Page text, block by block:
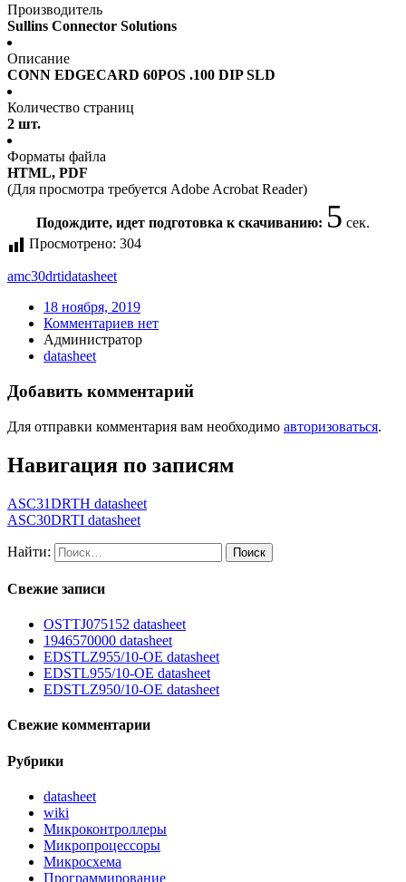
Производитель
Sullins Connector Solutions
Описание
CONN EDGECARD 60POS .100 DIP SLD
Количество страниц
2 шт.
Форматы файла
HTML, PDF
(Для просмотра требуется Adobe Acrobat Reader)
Подождите, идет подготовка к скачиванию: 5 сек.
Просмотрено: 304
amc30drtidatasheet
18 ноября, 2019
Комментариев нет
Администратор
datasheet
Добавить комментарий
Для отправки комментария вам необходимо авторизоваться.
Навигация по записям
ASC31DRTH datasheet
ASC30DRTI datasheet
Найти:
Свежие записи
OSTTJ075152 datasheet
1946570000 datasheet
EDSTLZ955/10-OE datasheet
EDSTL955/10-OE datasheet
EDSTLZ950/10-OE datasheet
Свежие комментарии
Рубрики
datasheet
wiki
Микроконтроллеры
Микропроцессоры
Микросхема
Программирование